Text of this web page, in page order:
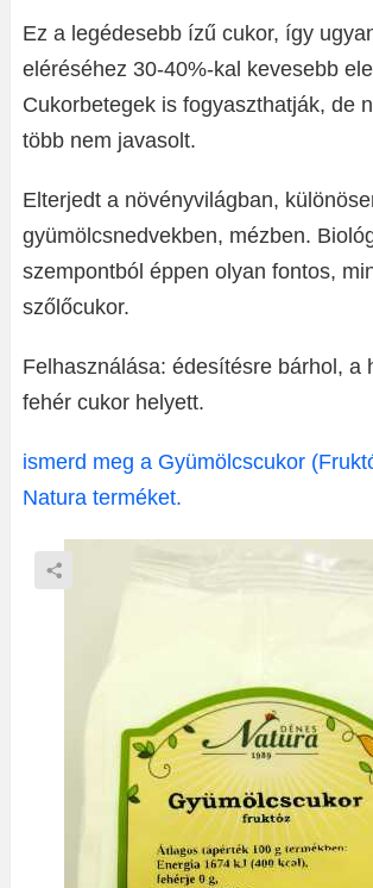
Ez a legédesebb ízű cukor, így
eléréséhez 30-40%-kal kevesebb
Cukorbetegek is fogyaszthatják, de
több nem javasolt.
Elterjedt a növényvilágban,
gyümölcsnedvekben, mézben.
szempontból éppen olyan fontos,
szőlőcukor.
Felhasználása: édesítésre bárhol, a
fehér cukor helyett.
ismerd meg a Gyümölcscukor
Natura terméket.